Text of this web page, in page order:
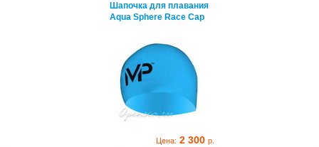
Шапочка для плавания
Aqua Sphere Race Cap
Цена: 2 300 р.